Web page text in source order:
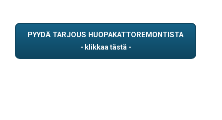
PYYDÄ TARJOUS HUOPAKATTOREMONTISTA